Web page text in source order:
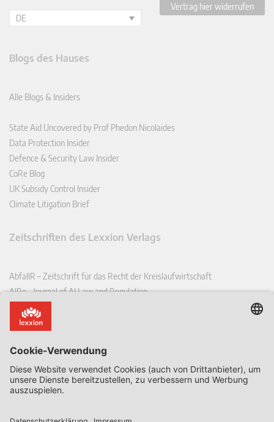
DE
Vertrag hier widerrufen
Blogs des Hauses
Alle Blogs & Insiders
State Aid Uncovered by Prof Phedon Nicolaides
Data Protection Insider
Defence & Security Law Insider
CoRe Blog
UK Subsidy Control Insider
Climate Litigation Brief
Zeitschriften des Lexxion Verlags
AbfallR – Zeitschrift für das Recht der Kreislaufwirtschaft
AIRe – Journal of AI Law and Regulation
CCLR – Carbon & Climate Law Review
CoRe – European Competition and Regulatory Law Review
EDSeQ – European Defence & Security Law & Policy Quarterly
EFFL – European Food and Feed Law Review
EHPL – European Health & Pharmaceutical Law Review
EPPPL – European Procurement & Public Private Partnership Law